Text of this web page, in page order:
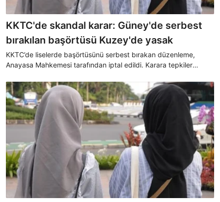
KKTC'de skandal karar: Güney'de serbest
bırakılan başörtüsü Kuzey'de yasak
KKTC’de liselerde başörtüsünü serbest bırakan düzenleme,
Anayasa Mahkemesi tarafından iptal edildi. Karara tepkiler
kapandı. Rum kesimi dahi okullarda öğrencilere başörtüsü takma
hakkını tanıyor.